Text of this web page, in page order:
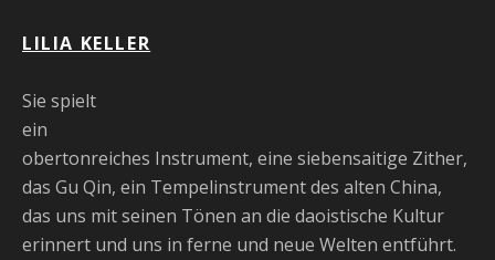
LILIA KELLER
Sie spielt
ein
obertonreiches Instrument, eine siebensaitige Zither,
das Gu Qin, ein Tempelinstrument des alten China,
das uns mit seinen Tönen an die daoistische Kultur
erinnert und uns in ferne und neue Welten entführt.